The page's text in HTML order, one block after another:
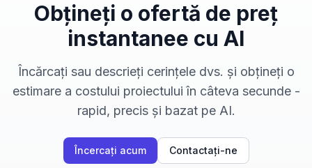
Obțineți o ofertă de preț
instantanee cu AI
Încărcați sau descrieți cerințele dvs. și obțineți o
estimare a costului proiectului în câteva secunde -
rapid, precis și bazat pe AI.
Încercați acum Contactați-ne